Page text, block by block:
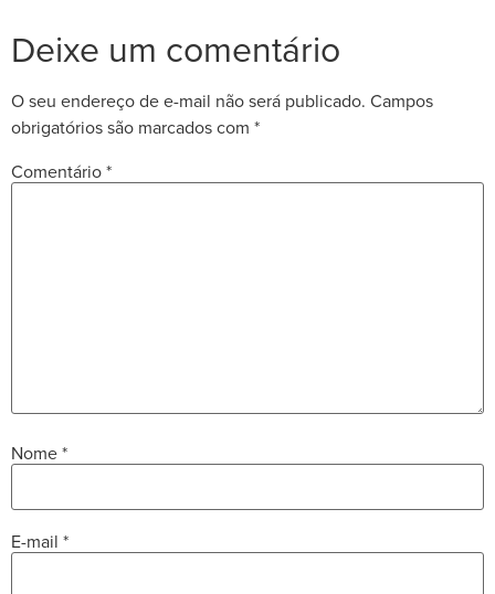
Deixe um comentário
O seu endereço de e-mail não será publicado. Campos
obrigatórios são marcados com *
Comentário*
Nome*
E-mail *